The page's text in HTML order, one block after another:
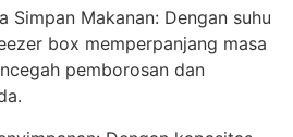
Simpan Makanan: Dengan suhu
box memperpanjang masa
pemborosan dan